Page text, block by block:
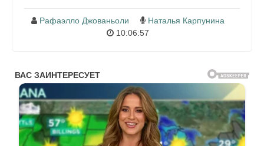
Рафаэлло Джованьоли
Наталья Карпунина
10:06:57